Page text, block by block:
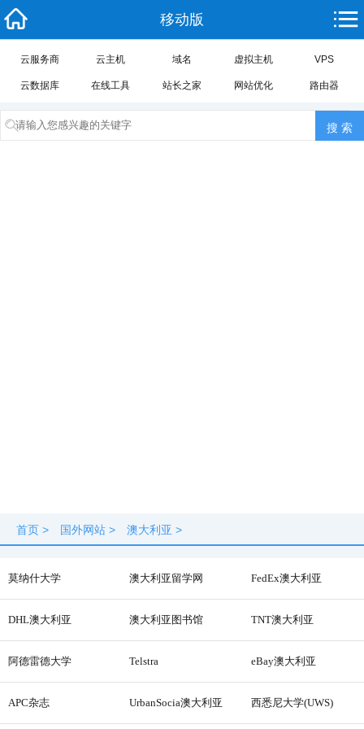
移动版
云服务商 云主机 域名 虚拟主机 VPS
云数据库 在线工具 站长之家 网站优化 路由器
首页 > 国外网站 > 澳大利亚 >
莫纳什大学 澳大利亚留学网 FedEx澳大利亚
DHL澳大利亚 澳大利亚图书馆 TNT澳大利亚
阿德雷德大学 Telstra eBay澳大利亚
APC杂志 UrbanSocia澳大利亚 西悉尼大学(UWS)